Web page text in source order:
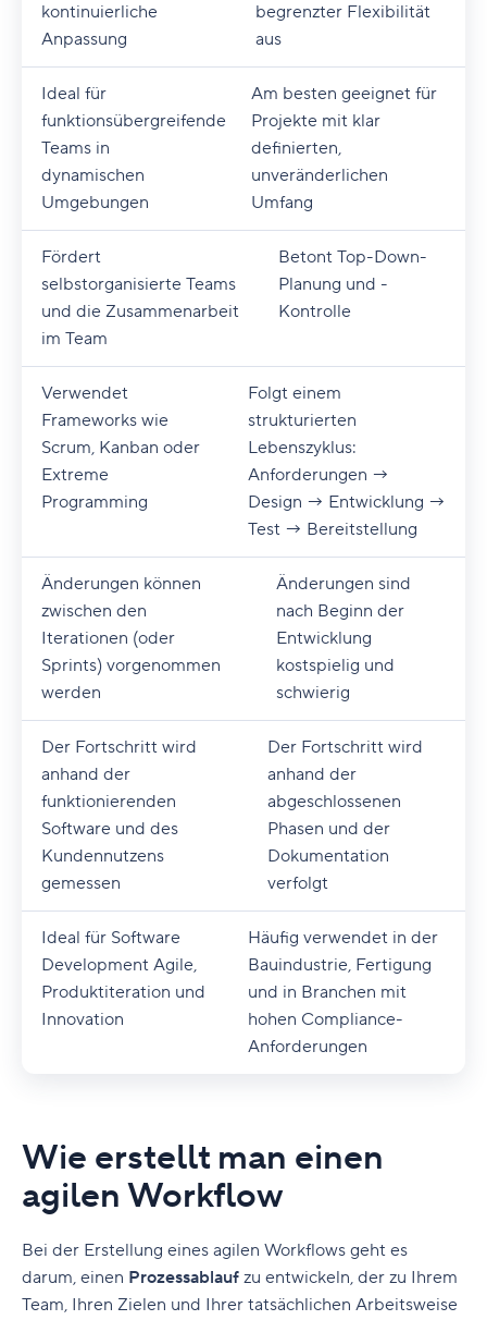
kontinuierliche
Anpassung
begrenzter Flexibilität
aus
Ideal für
funktionsübergreifende
Teams in
dynamischen
Umgebungen
Am besten geeignet für
Projekte mit klar
definierten,
unveränderlichen
Umfang
Fördert
selbstorganisierte Teams
und die Zusammenarbeit
im Team
Betont Top-Down-
Planung und -
Kontrolle
Verwendet
Frameworks wie
Scrum, Kanban oder
Extreme
Programming
Folgt einem
strukturierten
Lebenszyklus:
Anforderungen →
Design → Entwicklung →
Test → Bereitstellung
Änderungen können
zwischen den
Iterationen (oder
Sprints) vorgenommen
werden
Änderungen sind
nach Beginn der
Entwicklung
kostspielig und
schwierig
Der Fortschritt wird
anhand der
funktionierenden
Software und des
Kundennutzens
gemessen
Der Fortschritt wird
anhand der
abgeschlossenen
Phasen und der
Dokumentation
verfolgt
Ideal für Software
Development Agile,
Produktiteration und
Innovation
Häufig verwendet in der
Bauindustrie, Fertigung
und in Branchen mit
hohen Compliance-
Anforderungen
Wie erstellt man einen
agilen Workflow
Bei der Erstellung eines agilen Workflows geht es
darum, einen Prozessablauf zu entwickeln, der zu Ihrem
Team, Ihren Zielen und Ihrer tatsächlichen Arbeitsweise